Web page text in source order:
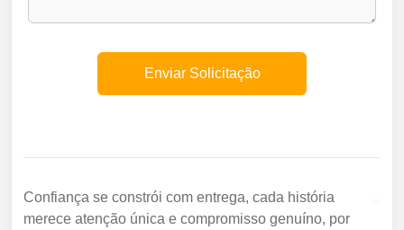
Confiança se constrói com entrega, cada história
merece atenção única e compromisso genuíno, por